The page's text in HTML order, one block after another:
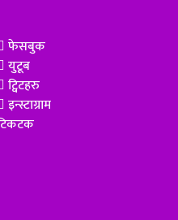
फेसबुक
युटूब
ट्विटहरु
इन्स्टाग्राम